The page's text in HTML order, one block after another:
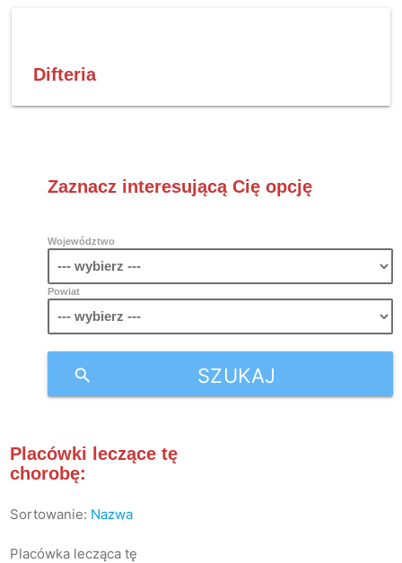
Difteria
Zaznacz interesującą Cię opcję
Województwo
Powiat
SZUKAJ
search
Placówki leczące tę
chorobę:
Sortowanie: Nazwa
Placówka lecząca tę